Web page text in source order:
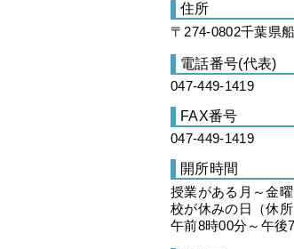
住所
〒274-0802千葉県
電話番号(代表)
047-449-1419
FAX番号
047-449-1419
開所時間
授業がある月～金
校が休みの日（休
午前8時00分～午後